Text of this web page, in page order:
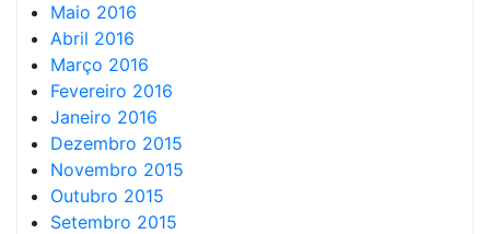
Maio 2016
Abril 2016
Março 2016
Fevereiro 2016
Janeiro 2016
Dezembro 2015
Novembro 2015
Outubro 2015
Setembro 2015